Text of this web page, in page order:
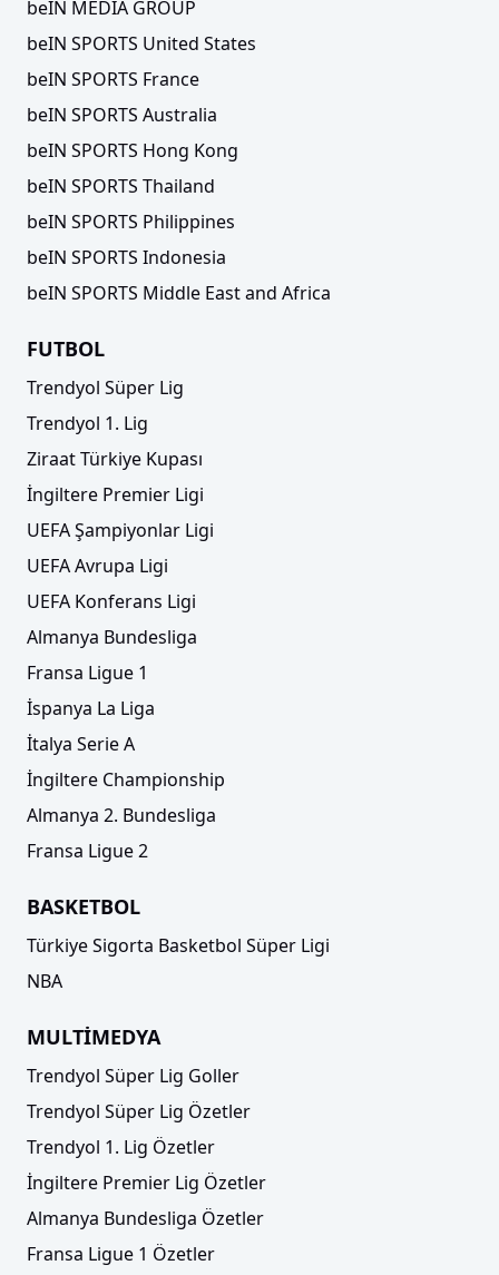
beIN MEDIA GROUP
beIN SPORTS United States
beIN SPORTS France
beIN SPORTS Australia
beIN SPORTS Hong Kong
beIN SPORTS Thailand
beIN SPORTS Philippines
beIN SPORTS Indonesia
beIN SPORTS Middle East and Africa
FUTBOL
Trendyol Süper Lig
Trendyol 1. Lig
Ziraat Türkiye Kupası
İngiltere Premier Ligi
UEFA Şampiyonlar Ligi
UEFA Avrupa Ligi
UEFA Konferans Ligi
Almanya Bundesliga
Fransa Ligue 1
İspanya La Liga
İtalya Serie A
İngiltere Championship
Almanya 2. Bundesliga
Fransa Ligue 2
BASKETBOL
Türkiye Sigorta Basketbol Süper Ligi
NBA
MULTİMEDYA
Trendyol Süper Lig Goller
Trendyol Süper Lig Özetler
Trendyol 1. Lig Özetler
İngiltere Premier Lig Özetler
Almanya Bundesliga Özetler
Fransa Ligue 1 Özetler